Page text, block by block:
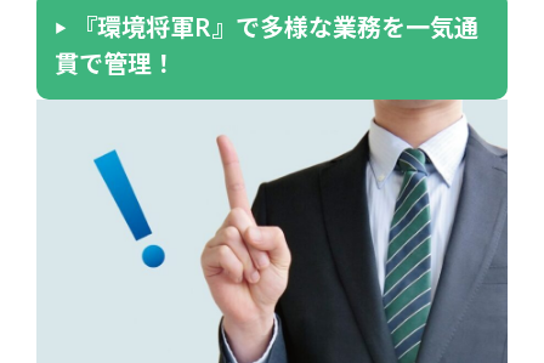
『環境将軍R』で多様な業務を一気通
貫で管理！